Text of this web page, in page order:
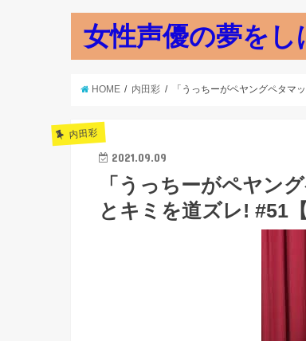
女性声優の夢を
HOME 内田彩 「うっちーがペヤングペタマ
内田彩
2021.09.09
「うっちーがペヤン
とキミを道ズレ! #51